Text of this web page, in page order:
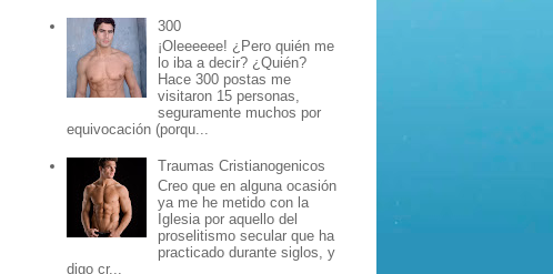
300
¡Oleeeeee! ¿Pero quién me
lo iba a decir? ¿Quién?
Hace 300 postas me
visitaron 15 personas,
seguramente muchos por
equivocación (porqu...
Traumas Cristianogenicos
Creo que en alguna ocasión
ya me he metido con la
Iglesia por aquello del
proselitismo secular que ha
practicado durante siglos, y
digo cr...